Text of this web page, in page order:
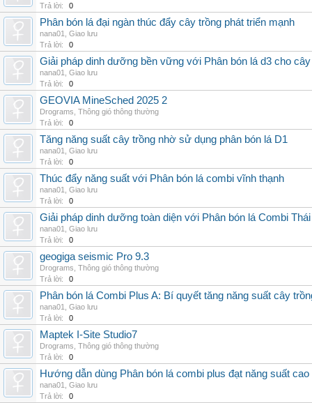
Trả lời:
0
Phân bón lá đại ngàn thúc đẩy cây trồng phát triển mạnh
nana01
Giao lưu
Trả lời:
0
Giải pháp dinh dưỡng bền vững với Phân bón lá d3 cho cây
nana01
Giao lưu
Trả lời:
0
GEOVIA MineSched 2025 2
Drograms Thông gió thông thường
Trả lời:
0
Tăng năng suất cây trồng nhờ sử dụng phân bón lá D1
nana01
Giao lưu
Trả lời:
0
Thúc đẩy năng suất với Phân bón lá combi vĩnh thạnh
nana01
Giao lưu
Trả lời:
0
Giải pháp dinh dưỡng toàn diện với Phân bón lá Combi Thái
nana01
Giao lưu
Trả lời:
0
geogiga seismic Pro 9.3
Drograms Thông gió thông thường
Trả lời:
0
Phân bón lá Combi Plus A: Bí quyết tăng năng suất cây
nana01
Giao lưu
Trả lời:
0
Maptek I-Site Studio7
Drograms Thông gió thông thường
Trả lời:
0
Hướng dẫn dùng Phân bón lá combi plus đạt năng suất cao
nana01
Giao lưu
Trả lời:
0